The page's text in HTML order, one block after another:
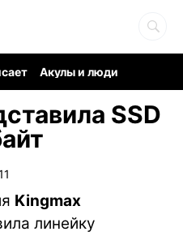
Акулы и люди
SSD
Kingmax
линейку